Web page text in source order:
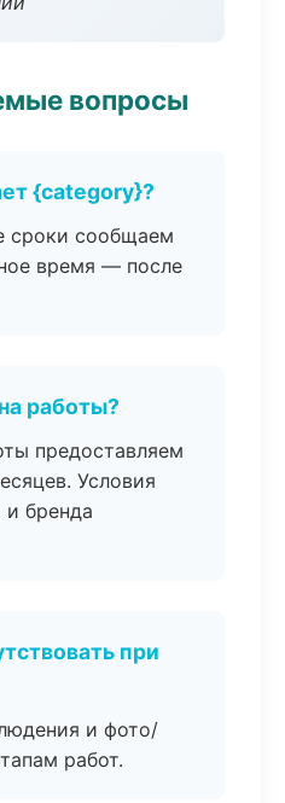
вопросы
{category}?
сроки сообщаем
время — после
работы?
предоставляем
Условия
и бренда
при
и фото/
работ.